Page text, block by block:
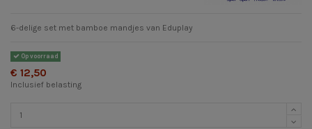
6-delige set met bamboe mandjes van Eduplay
Op voorraad
€ 12,50
Inclusief belasting